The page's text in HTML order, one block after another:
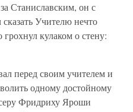
Станиславским, он с
Учителю нечто
кулаком о стену:
перед своим учителем и
одному достойному
Фридриху Яроши